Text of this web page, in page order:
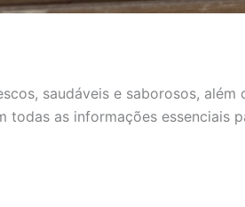
saudáveis e saborosos,
as informações essenciais